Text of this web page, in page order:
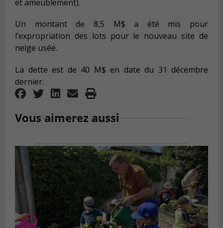
et ameublement).
Un montant de 8,5 M$ a été mis pour
l’expropriation des lots pour le nouveau site de
neige usée.
La dette est de 40 M$ en date du 31 décembre
dernier.
Vous aimerez aussi